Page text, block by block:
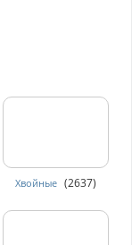
Хвойные (2637)